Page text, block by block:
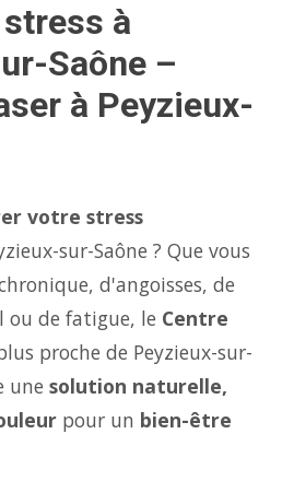
à
Saône –
à Peyzieux-
votre stress
sur-Saône ? Que vous
d'angoisses, de
ou de fatigue, le Centre
proche de Peyzieux-sur-
une solution naturelle,
pour un bien-être